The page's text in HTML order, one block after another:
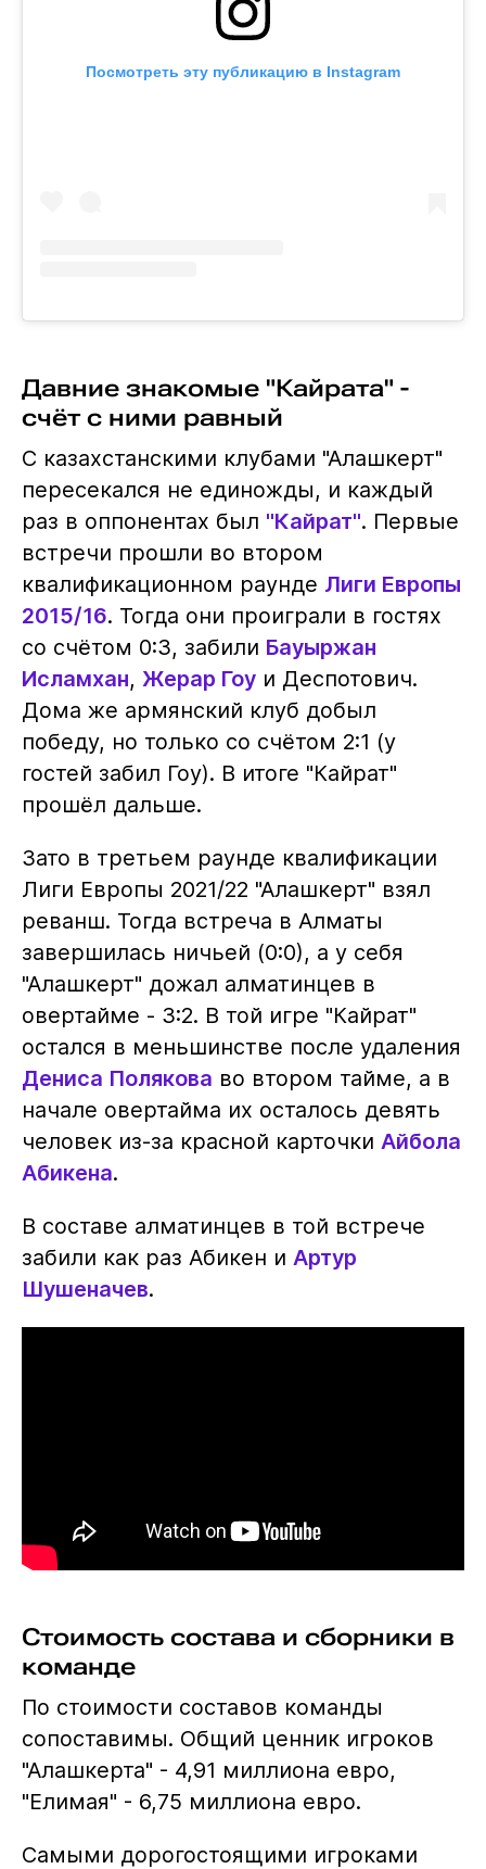
Посмотреть эту публикацию в Instagram
Давние знакомые "Кайрата" -
счёт с ними равный
С казахстанскими клубами "Алашкерт"
пересекался не единожды, и каждый
раз в оппонентах был "Кайрат". Первые
встречи прошли во втором
квалификационном раунде Лиги Европы
2015/16. Тогда они проиграли в гостях
со счётом 0:3, забили Бауыржан
Исламхан, Жерар Гоуи Деспотович.
Дома же армянский клуб добыл
победу, но только со счётом 2:1 (у
гостей забил Гоу). В итоге "Кайрат"
прошёл дальше.
Зато в третьем раунде квалификации
Лиги Европы 2021/22 "Алашкерт" взял
реванш. Тогда встреча в Алматы
завершилась ничьей (0:0), а у себя
"Алашкерт" дожал алматинцев в
овертайме - 3:2. В той игре "Кайрат"
остался в меньшинстве после удаления
Дениса Полякова во втором тайме, а в
начале овертайма их осталось девять
человек из-за красной карточки Айбола
Абикена.
В составе алматинцев в той встрече
забили как раз Абикен и Артур
Шушеначев.
Стоимость состава и сборники в
команде
По стоимости составов команды
сопоставимы. Общий ценник игроков
"Алашкерта" - 4,91 миллиона евро,
"Елимая" - 6,75 миллиона евро.
Самыми дорогостоящими игроками